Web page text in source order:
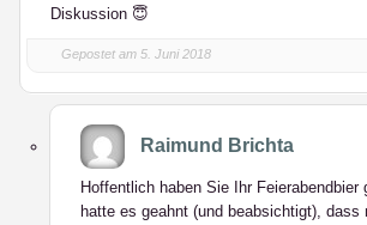
Diskussion 😇
Gepostet am 5. Juni 2018
Raimund Brichta
Hoffentlich haben Sie Ihr Feierabendbier
hatte es geahnt (und beabsichtigt), dass